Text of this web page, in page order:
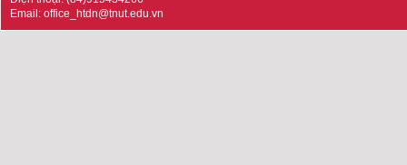
Email: office_htdn@tnut.edu.vn